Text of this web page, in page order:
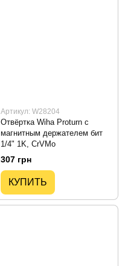
Артикул: W28204
Отвёртка Wiha Proturn с
магнитным держателем бит
1/4" 1K, CrVMo
307 грн
КУПИТЬ